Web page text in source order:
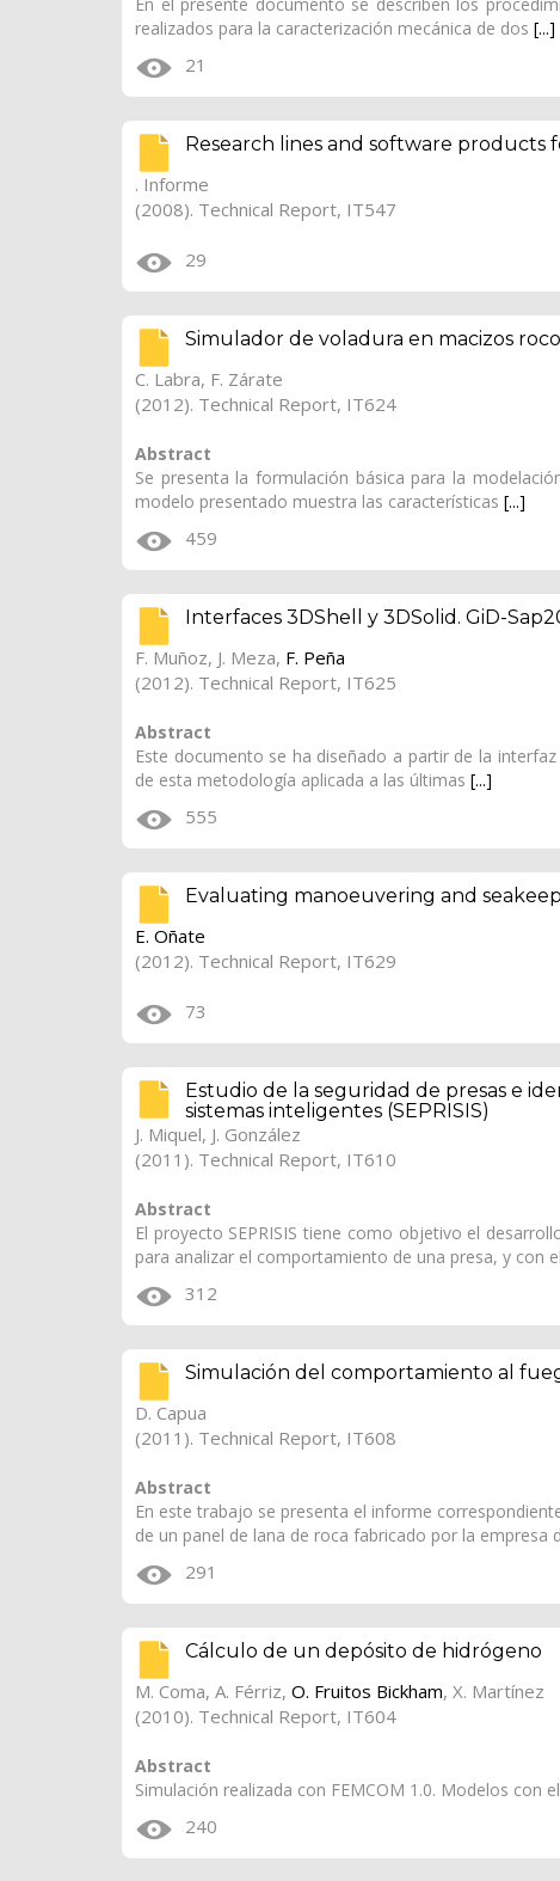
realizados para la caracterización mecánica de dos [...]
21
Research lines and software products
. Informe
(2008). Technical Report, IT547
29
Simulador de voladura en macizos
C. Labra, F. Zárate
(2012). Technical Report, IT624
Abstract
Se presenta la formulación básica para la
modelo presentado muestra las características [...]
459
Interfaces 3DShell y 3DSolid. GiD-
F. Muñoz, J. Meza, F. Peña
(2012). Technical Report, IT625
Abstract
Este documento se ha diseñado a partir de la
de esta metodología aplicada a las últimas [...]
555
Evaluating manoeuvering and
E. Oñate
(2012). Technical Report, IT629
73
Estudio de la seguridad de presas e
sistemas inteligentes (SEPRISIS)
J. Miquel, J. González
(2011). Technical Report, IT610
Abstract
El proyecto SEPRISIS tiene como objetivo el
para analizar el comportamiento de una presa, y con
312
Simulación del comportamiento al
D. Capua
(2011). Technical Report, IT608
Abstract
En este trabajo se presenta el informe
de un panel de lana de roca fabricado por la empresa
291
Cálculo de un depósito de hidrógeno
M. Coma, A. Férriz, O. Fruitos Bickham, X. Martínez
(2010). Technical Report, IT604
Abstract
Simulación realizada con FEMCOM 1.0. Modelos con
240